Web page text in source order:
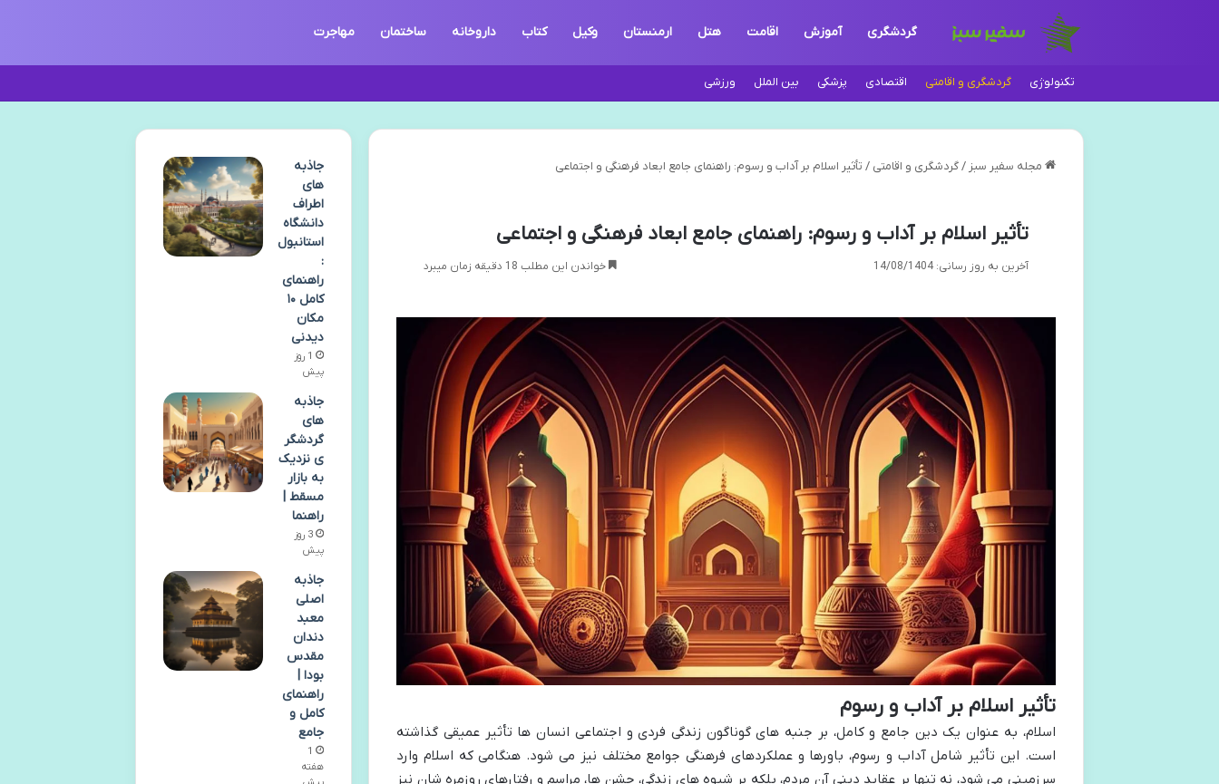
گردشگری آموزش اقامت هتل ارمنستان وکیل کتاب داروخانه ساختمان مهاجرت
تکنولوژی گردشگری و اقامتی اقتصادی پزشکی بین الملل ورزشی
مجله سفیر سبز / گردشگری و اقامتی / تأثیر اسلام بر آداب و رسوم: راهنمای جامع ابعاد فرهنگی و اجتماعی
تأثیر اسلام بر آداب و رسوم: راهنمای جامع ابعاد فرهنگی و اجتماعی
آخرین به روز رسانی: 14/08/1404 خواندن این مطلب 18 دقیقه زمان میبرد
تأثیر اسلام بر آداب و رسوم
اسلام، به عنوان یک دین جامع و کامل، بر جنبه های گوناگون زندگی فردی و اجتماعی انسان ها تأثیر عمیقی گذاشته
است. این تأثیر شامل آداب و رسوم، باورها و عملکردهای فرهنگی جوامع مختلف نیز می شود. هنگامی که اسلام وارد
سرزمینی می شود، نه تنها بر عقاید دینی آن مردم، بلکه بر شیوه های زندگی، جشن ها، مراسم و رفتارهای روزمره شان نیز
جاذبه
های
اطراف
دانشگاه
استانبول
:
راهنمای
کامل ۱۰
مکان
دیدنی
1 روز
پیش
جاذبه
های
گردشگر
ی نزدیک
به بازار
مسقط |
راهنما
3 روز
پیش
جاذبه
اصلی
معبد
دندان
مقدس
بودا |
راهنمای
کامل و
جامع
1
هفته